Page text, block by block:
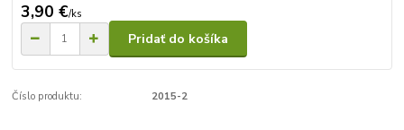
3,90 €/ks
Pridať do košíka
Číslo produktu: 2015-2